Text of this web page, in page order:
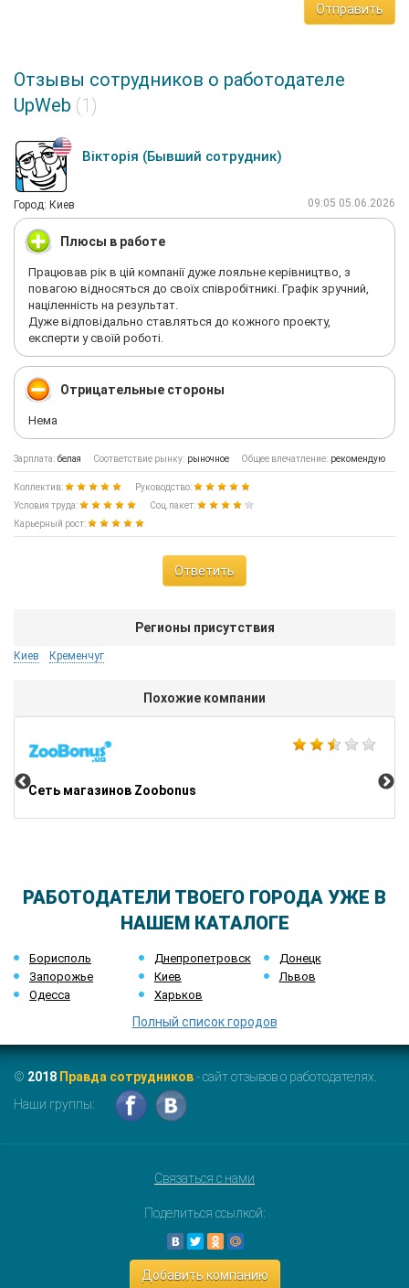
Отправить
Отзывы сотрудников о работодателе
UpWeb (1)
Вікторія (Бывший сотрудник)
Город: Киев 09:05 05.06.2026
Плюсы в работе
Працював рік в цій компанії дуже лояльне керівництво, з
повагою відносяться до своїх співробітникі. Графік зручний,
націленність на результат.
Дуже відповідально ставляться до кожного проекту,
експерти у своїй роботі.
Отрицательные стороны
Нема
Зарплата: белая Соответствие рынку: рыночное Общее впечатление: рекомендую
Коллектив:
Руководство:
Условия труда:
Соц.пакет:
Карьерный рост:
Ответить
Регионы присутствия
Киев Кременчуг
Похожие компании
Сеть магазинов Zoobonus
РАБОТОДАТЕЛИ ТВОЕГО ГОРОДА УЖЕ В
НАШЕМ КАТАЛОГЕ
Борисполь Днепропетровск
Донецк
Запорожье
Киев
Львов
Одесса
Харьков
Полный список городов
© 2018 Правда сотрудников- сайт отзывов о работодателях.
Наши группы:
Связаться с нами
Поделиться ссылкой:
Добавить компанию